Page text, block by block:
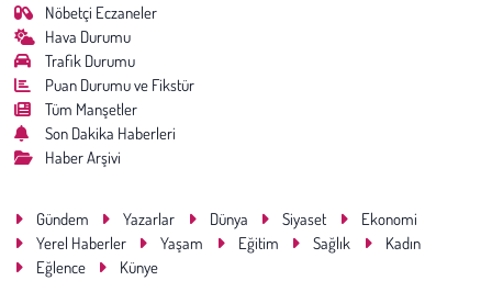
Nöbetçi Eczaneler
Hava Durumu
Trafik Durumu
Puan Durumu ve Fikstür
Tüm Manşetler
Son Dakika Haberleri
Haber Arşivi
Gündem Yazarlar Dünya Siyaset
Ekonomi
Yerel Haberler
Yaşam Eğitim Sağlık
Kadın
Eğlence
Künye